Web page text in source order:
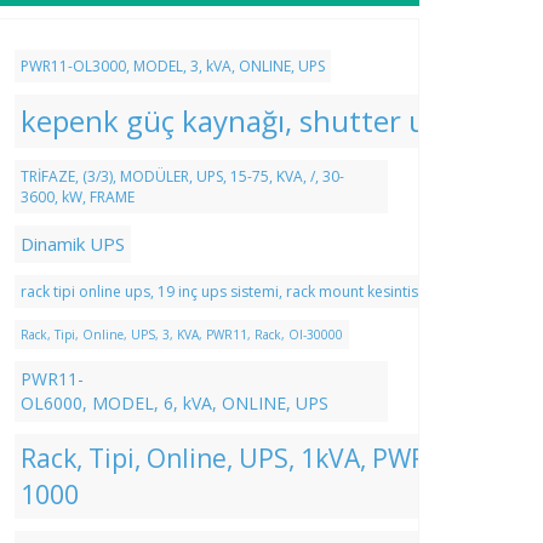
PWR11-OL3000, MODEL, 3, kVA, ONLINE, UPS
kepenk güç kaynağı, shutter ups,
TRİFAZE, (3/3), MODÜLER, UPS, 15-75, KVA, /, 30-
3600, kW, FRAME
Dinamik UPS
rack tipi online ups, 19 inç ups sistemi, rack mount kesintisiz güç kaynağı,
Rack, Tipi, Online, UPS, 3, KVA, PWR11, Rack, Ol-30000
PWR11-
OL6000, MODEL, 6, kVA, ONLINE, UPS
Rack, Tipi, Online, UPS, 1kVA, PWR11, Rack,
1000